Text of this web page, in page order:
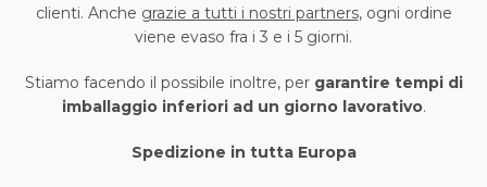
clienti. Anche grazie a tutti i nostri partners, ogni ordine
viene evaso fra i 3 e i 5 giorni.
Stiamo facendo il possibile inoltre, per garantire tempi di
imballaggio inferiori ad un giorno lavorativo.
Spedizione in tutta Europa